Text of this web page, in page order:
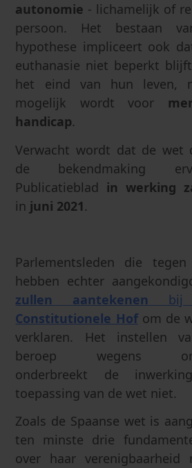
autonomie - lichamelijk of
persoon. Het bestaan
hypothese impliceert ook
euthanasie niet beperkt
het eind van hun leven,
mogelijk wordt voor
handicap.
Verwacht wordt dat de wet
de bekendmaking
Publicatieblad in werking
in juni 2021 .
Parlementsleden die
hebben echter
zullen aantekenen bij
Constitutionele Hofom de
verklaren. Het instellen
beroep wegens
onderbreekt de
toepassing van de wet niet.
Zoals de Spaanse wet is
ten minste drie
over haar verenigbaarheid